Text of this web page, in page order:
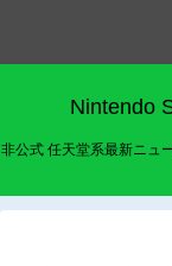
Nintendo
非公式 任天堂系最新ニュ